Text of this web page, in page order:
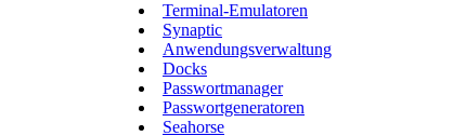
Terminal-Emulatoren
Synaptic
Anwendungsverwaltung
Docks
Passwortmanager
Passwortgeneratoren
Seahorse